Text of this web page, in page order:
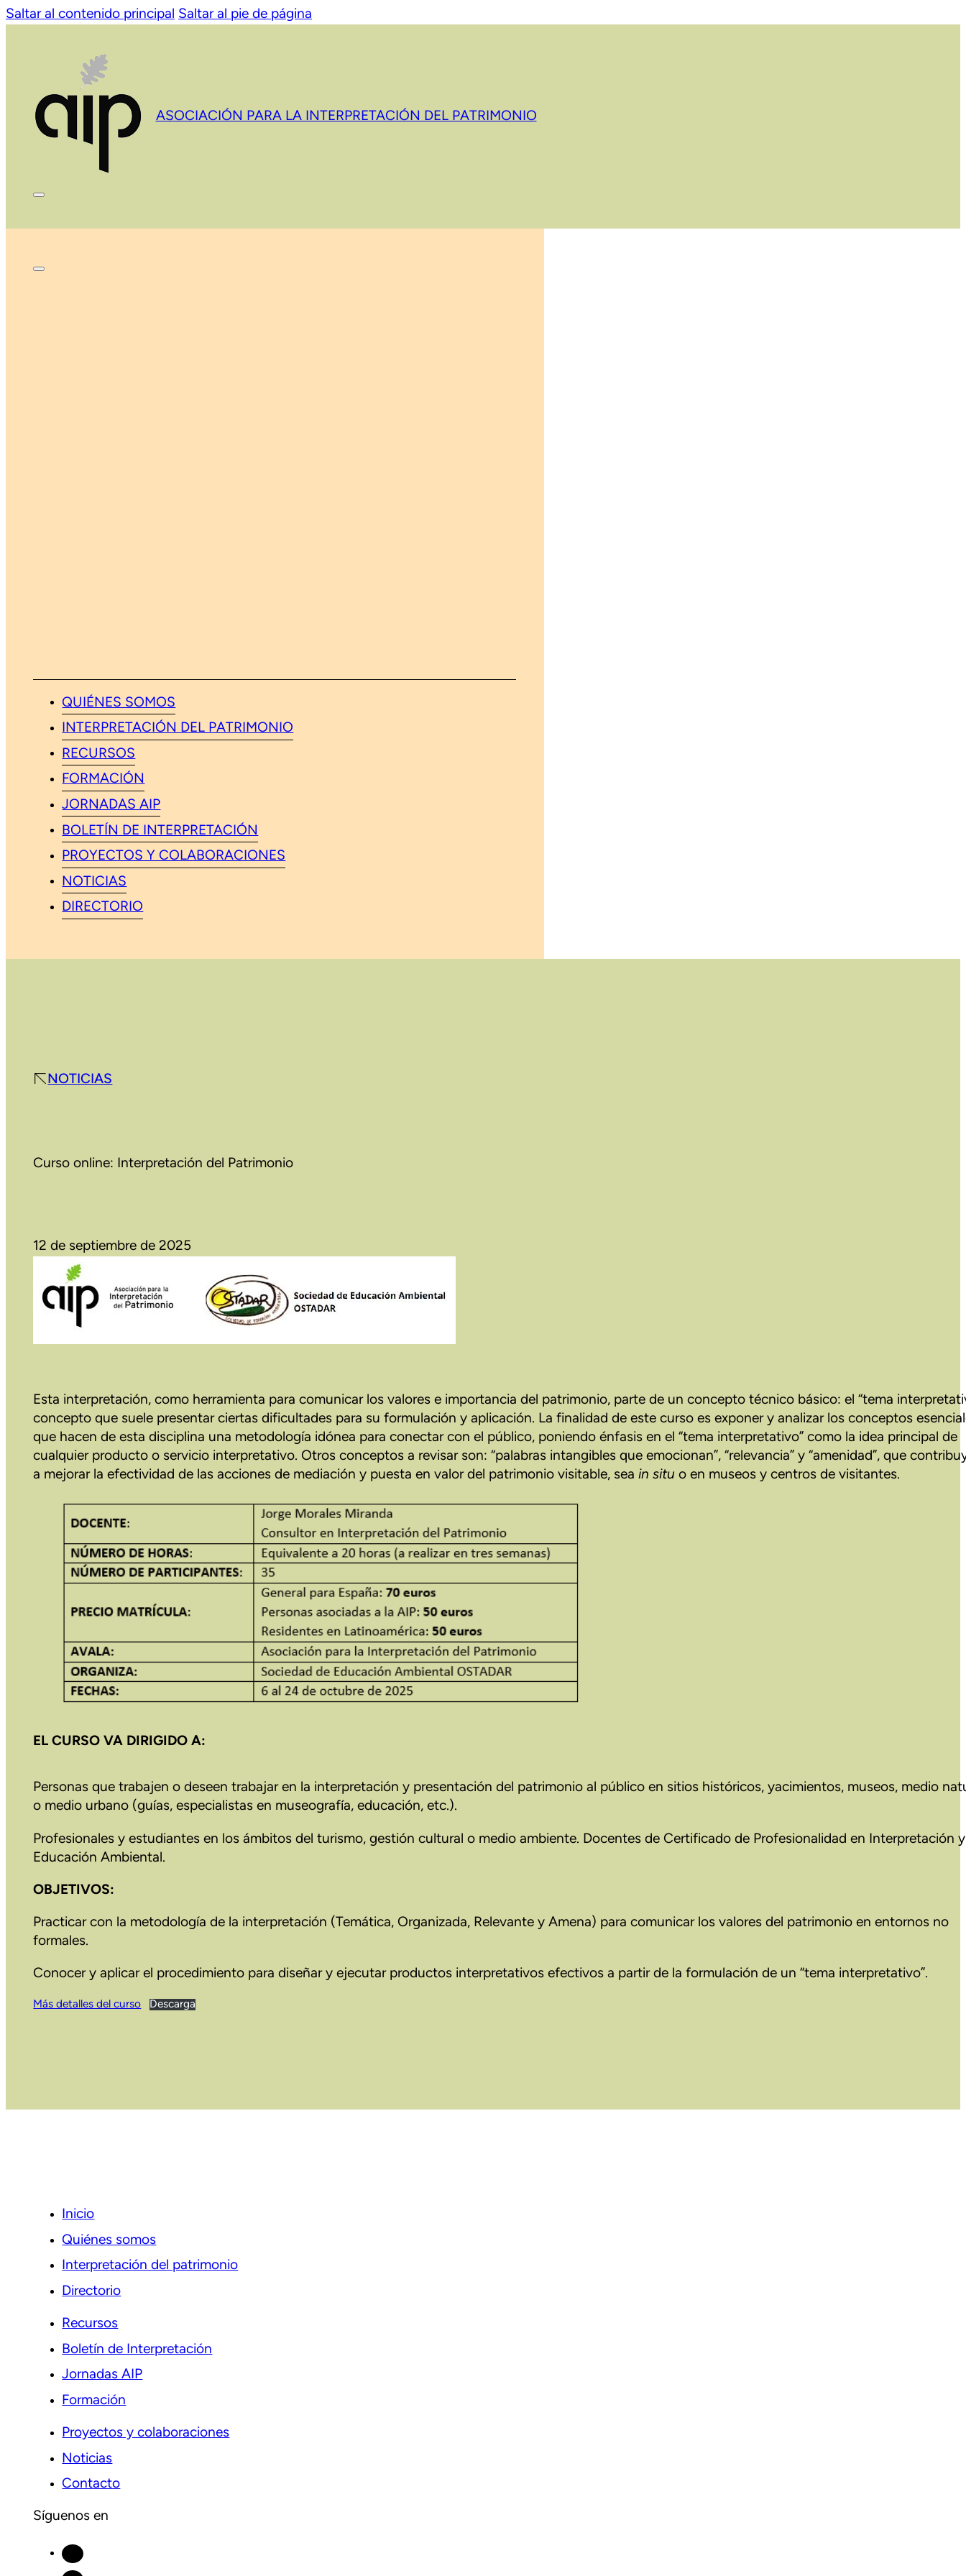
Saltar al contenido principal Saltar al pie de página
ASOCIACIÓN PARA LA INTERPRETACIÓN DEL PATRIMONIO
QUIÉNES SOMOS
INTERPRETACIÓN DEL PATRIMONIO
RECURSOS
FORMACIÓN
JORNADAS AIP
BOLETÍN DE INTERPRETACIÓN
PROYECTOS Y COLABORACIONES
NOTICIAS
DIRECTORIO
NOTICIAS
Curso online: Interpretación del Patrimonio
12 de septiembre de 2025
Esta interpretación, como herramienta para comunicar los valores e importancia del patrimonio, parte de un concepto técnico básico: el “tema
concepto que suele presentar ciertas dificultades para su formulación y aplicación. La finalidad de este curso es exponer y analizar los conceptos
que hacen de esta disciplina una metodología idónea para conectar con el público, poniendo énfasis en el “tema interpretativo” como la idea principal de
cualquier producto o servicio interpretativo. Otros conceptos a revisar son: “palabras intangibles que emocionan”, “relevancia” y “amenidad”, que
a mejorar la efectividad de las acciones de mediación y puesta en valor del patrimonio visitable, seain situ o en museos y centros de visitantes.
EL CURSO VA DIRIGIDO A:
Personas que trabajen o deseen trabajar en la interpretación y presentación del patrimonio al público en sitios históricos, yacimientos, museos, medio
o medio urbano (guías, especialistas en museografía, educación, etc.).
Profesionales y estudiantes en los ámbitos del turismo, gestión cultural o medio ambiente. Docentes de Certificado de Profesionalidad en Interpretación y
Educación Ambiental.
OBJETIVOS:
Practicar con la metodología de la interpretación (Temática, Organizada, Relevante y Amena) para comunicar los valores del patrimonio en entornos no
formales.
Conocer y aplicar el procedimiento para diseñar y ejecutar productos interpretativos efectivos a partir de la formulación de un “tema interpretativo”.
Más detalles del curso Descarga
Inicio
Quiénes somos
Interpretación del patrimonio
Directorio
Recursos
Boletín de Interpretación
Jornadas AIP
Formación
Proyectos y colaboraciones
Noticias
Contacto
Síguenos en